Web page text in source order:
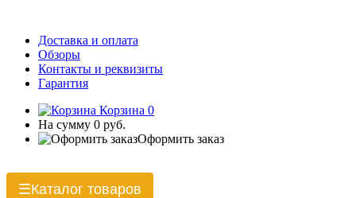
Доставка и оплата
Обзоры
Контакты и реквизиты
Гарантия
Корзина 0
На сумму 0 руб.
Оформить заказ
☰Каталог товаров